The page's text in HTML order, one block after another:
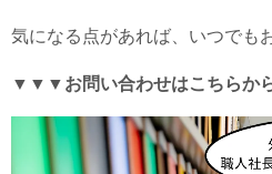
気になる点があれば、いつでも
▼▼▼お問い合わせはこちら